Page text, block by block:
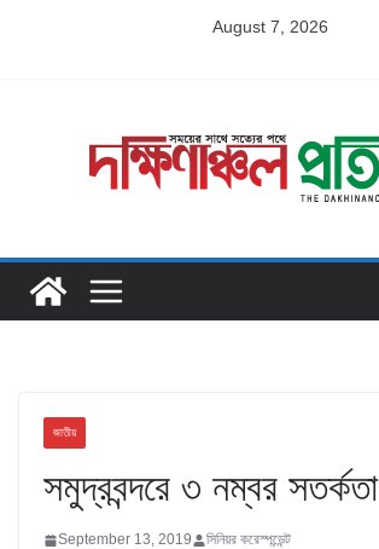
August 7, 2026
জাতীয়
সমুদ্রবন্দরে ৩ নম্বর সতর্কতা
September 13, 2019 সিনিয়র করেস্পন্ডেন্ট